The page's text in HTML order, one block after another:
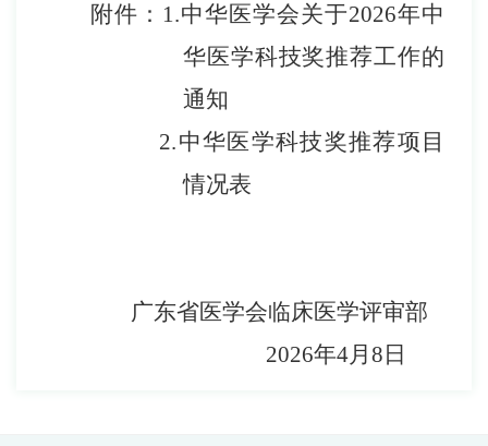
附件： 1.中华医学会关于2026年中
华医学科技奖推荐工作的
通知
2.中华医学科技奖推荐项目
情况表
广东省医学会临床医学评审部
2026年4月 8 日